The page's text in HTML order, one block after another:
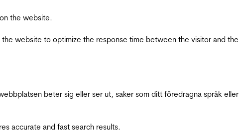
the website.
website to optimize the response time between the visitor and
beter sig eller ser ut, saker som ditt föredragna språk
accurate and fast search results.